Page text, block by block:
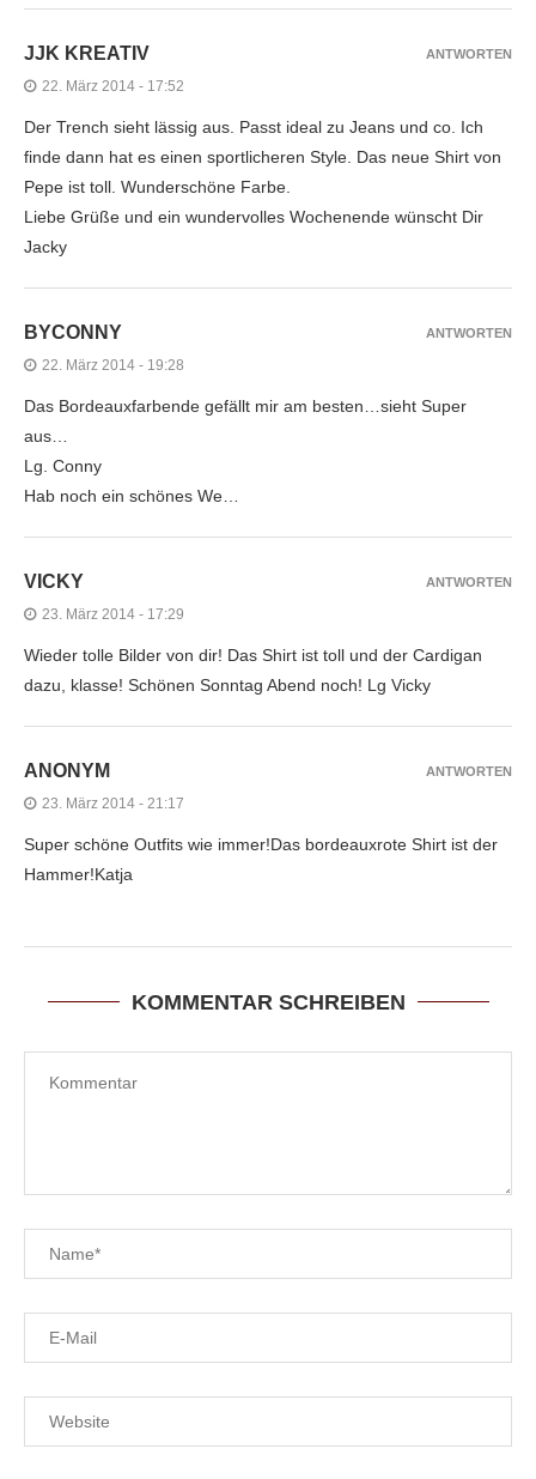
JJK KREATIV
22. März 2014 - 17:52
Der Trench sieht lässig aus. Passt ideal zu Jeans und co. Ich
finde dann hat es einen sportlicheren Style. Das neue Shirt von
Pepe ist toll. Wunderschöne Farbe.
Liebe Grüße und ein wundervolles Wochenende wünscht Dir
Jacky
ANTWORTEN
BYCONNY
22. März 2014 - 19:28
Das Bordeauxfarbende gefällt mir am besten…sieht Super
aus…
Lg. Conny
Hab noch ein schönes We…
ANTWORTEN
VICKY
23. März 2014 - 17:29
Wieder tolle Bilder von dir! Das Shirt ist toll und der Cardigan
dazu, klasse! Schönen Sonntag Abend noch! Lg Vicky
ANTWORTEN
ANONYM
23. März 2014 - 21:17
Super schöne Outfits wie immer!Das bordeauxrote Shirt ist der
Hammer!Katja
ANTWORTEN
KOMMENTAR SCHREIBEN